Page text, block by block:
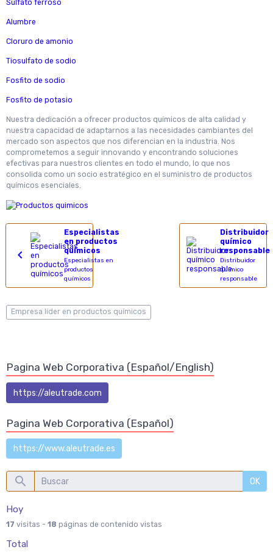
Sulfato ferroso
Alumbre
Cloruro de amonio
Tiosulfato de sodio
Fosfito de sodio
Fosfito de potasio
Nuestra dedicación a ofrecer productos químicos de alta calidad y
nuestra capacidad de adaptarnos a las necesidades cambiantes del
mercado son aspectos que nos diferencian en la industria. Nos
comprometemos a seguir innovando y encontrando soluciones
efectivas para nuestros clientes en todo el mundo, lo que nos
consolida como un socio estratégico en el suministro de productos
químicos esenciales.
Especialistas
en productos
químicos
Especialistas en
productos
químicos
Distribuidor
químico
responsable
Distribuidor
químico
responsable
Empresa líder en productos químicos
Pagina Web Corporativa (Español/English)
https://aleutrade.com
Pagina Web Corporativa (Español)
https://www.aleutrade.es
OK
Hoy
17 visitas - 18 páginas de contenido vistas
Total